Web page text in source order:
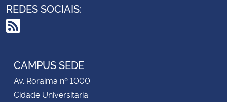
REDES SOCIAIS:
RSS
CAMPUS SEDE
Av. Roraima nº 1000
Cidade Universitária